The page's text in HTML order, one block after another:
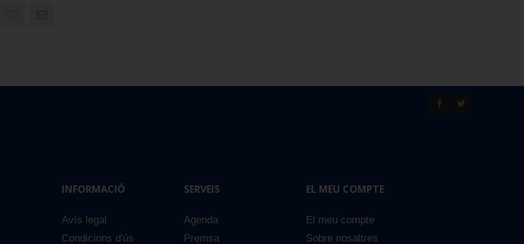
INFORMACIÓ
Avís legal
Condicions d'ús
SERVEIS
Agenda
Premsa
EL MEU COMPTE
El meu compte
Sobre nosaltres